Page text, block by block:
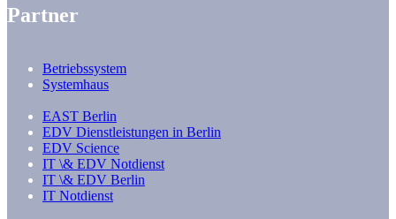
Partner
Betriebssystem
Systemhaus
EAST Berlin
EDV Dienstleistungen in Berlin
EDV Science
IT \& EDV Notdienst
IT \& EDV Berlin
IT Notdienst